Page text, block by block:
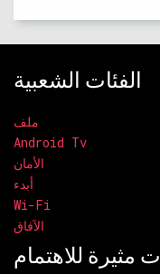
الفئات الشعبية
ملف
Android Tv
الأمان
أبدء
Wi-Fi
الآفاق
مثيرة للاهتمام